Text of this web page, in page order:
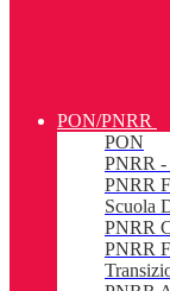
PON/PNRR
PON
PNRR -
PNRR
Scuola
PNRR
PNRR